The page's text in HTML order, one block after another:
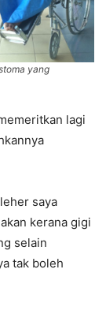
yang
lagi
saya
kerana gigi
selain
tak boleh